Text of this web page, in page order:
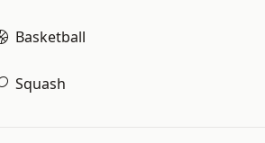
Basketball
Squash